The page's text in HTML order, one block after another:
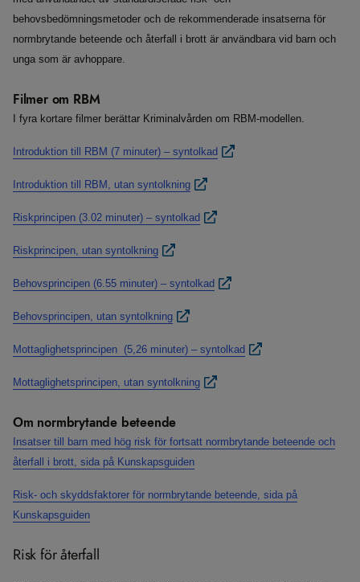
behovsbedömningsmetoder och de rekommenderade insatserna för
normbrytande beteende och återfall i brott är användbara vid barn och
unga som är avhoppare.
Filmer om RBM
I fyra kortare filmer berättar Kriminalvården om RBM-modellen.
Introduktion till RBM (7 minuter) – syntolkad
Introduktion till RBM, utan syntolkning
Riskprincipen (3.02 minuter) – syntolkad
Riskprincipen, utan syntolkning
Behovsprincipen (6.55 minuter) – syntolkad
Behovsprincipen, utan syntolkning
Mottaglighetsprincipen (5,26 minuter) – syntolkad
Mottaglighetsprincipen, utan syntolkning
Om normbrytande beteende
Insatser till barn med hög risk för fortsatt normbrytande beteende och
återfall i brott, sida på Kunskapsguiden
Risk- och skyddsfaktorer för normbrytande beteende, sida på
Kunskapsguiden
Risk för återfall